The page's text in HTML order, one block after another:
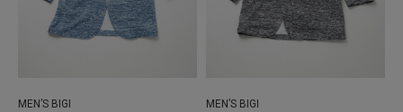
MEN’S BIGI
MEN’S BIGI